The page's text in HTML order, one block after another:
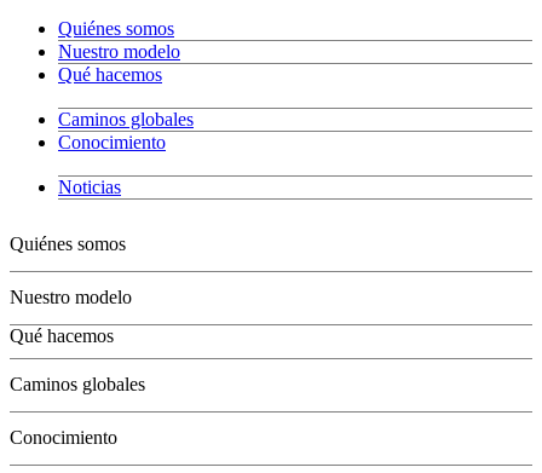
Quiénes somos
Nuestro modelo
Qué hacemos
Caminos globales
Conocimiento
Noticias
Quiénes somos
Nuestro modelo
Qué hacemos
Jóvenes
Adultos
Grandes
Conservación
Caminos globales
Conocimiento